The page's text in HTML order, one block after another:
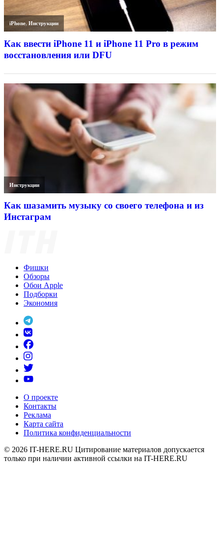
iPhone,Инструкции
Как ввести iPhone 11 и iPhone 11 Pro в режим
восстановления или DFU
Инструкции
Как шазамить музыку со своего телефона и из
Инстаграм
Фишки
Обзоры
Обои Apple
Подборки
Экономия
О проекте
Контакты
Реклама
Карта сайта
Политика конфиденциальности
© 2026 IT-HERE.RU Цитирование материалов допускается
только при наличии активной ссылки на IT-HERE.RU